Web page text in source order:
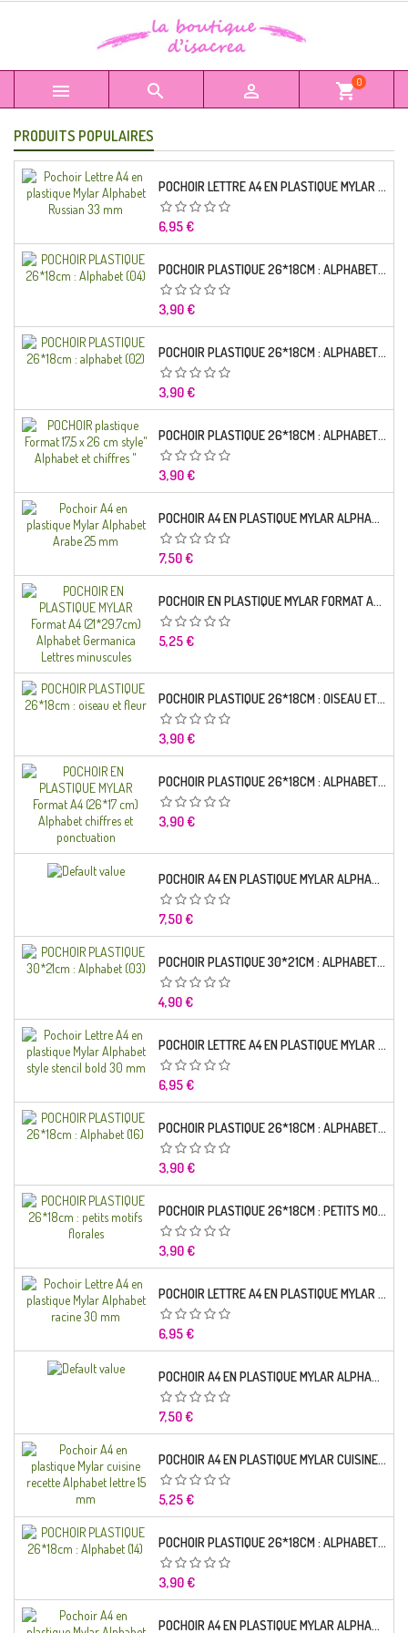
   shopping_cart0
PRODUITS POPULAIRES
POCHOIR LETTRE A4 EN PLASTIQUE MYLAR ALPHABET RUSSIAN 33 MM
Prix
6,95 €
POCHOIR PLASTIQUE 26*18CM : ALPHABET (04)
Prix
3,90 €
POCHOIR PLASTIQUE 26*18CM : ALPHABET (02)
Prix
3,90 €
POCHOIR PLASTIQUE 26*18CM : ALPHABET (01)
Prix
3,90 €
POCHOIR A4 EN PLASTIQUE MYLAR ALPHABET ARABE 25 MM
Prix
7,50 €
POCHOIR EN PLASTIQUE MYLAR FORMAT A4 (21*29.7CM) ALPHABET GERMANICA LETTRES MINUSCULES
Prix
5,25 €
POCHOIR PLASTIQUE 26*18CM : OISEAU ET FLEUR
Prix
3,90 €
POCHOIR PLASTIQUE 26*18CM : ALPHABET (03)
Prix
3,90 €
POCHOIR A4 EN PLASTIQUE MYLAR ALPHABET LETTRE TYPO CHARLEMAGNE 28 MM
Prix
7,50 €
POCHOIR PLASTIQUE 30*21CM : ALPHABET (03)
Prix
4,90 €
POCHOIR LETTRE A4 EN PLASTIQUE MYLAR ALPHABET STYLE STENCIL BOLD 30 MM
Prix
6,95 €
POCHOIR PLASTIQUE 26*18CM : ALPHABET (16)
Prix
3,90 €
POCHOIR PLASTIQUE 26*18CM : PETITS MOTIFS FLORALES
Prix
3,90 €
POCHOIR LETTRE A4 EN PLASTIQUE MYLAR ALPHABET RACINE 30 MM
Prix
6,95 €
POCHOIR A4 EN PLASTIQUE MYLAR ALPHABET LETTRE TYPO SEGOE 25 MM
Prix
7,50 €
POCHOIR A4 EN PLASTIQUE MYLAR CUISINE RECETTE ALPHABET LETTRE 15 MM
Prix
5,25 €
POCHOIR PLASTIQUE 26*18CM : ALPHABET (14)
Prix
3,90 €
POCHOIR A4 EN PLASTIQUE MYLAR ALPHABET LETTRE TYPO CHARLEMAGNE